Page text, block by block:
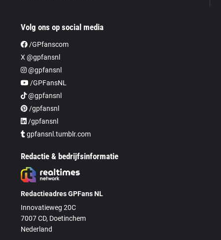
Volg ons op social media
/GPfanscom
X @gpfansnl
@gpfansnl
/GPFansNL
@gpfansnl
/gpfansnl
/gpfansnl
gpfansnl.tumblr.com
Redactie & bedrijfsinformatie
Redactieadres GPFans NL
Innovatieweg 20C
7007 CD, Doetinchem
Nederland